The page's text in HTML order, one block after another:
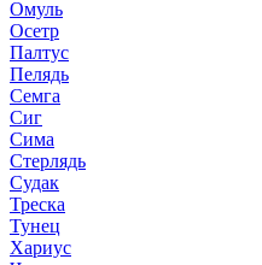
Омуль
Осетр
Палтус
Пелядь
Семга
Сиг
Сима
Стерлядь
Судак
Треска
Тунец
Хариус